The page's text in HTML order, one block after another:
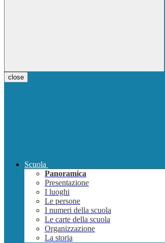
close
Scuola
Panoramica
Presentazione
I luoghi
Le persone
I numeri della scuola
Le carte della scuola
Organizzazione
La storia